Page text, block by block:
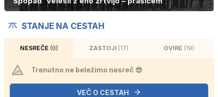
STANJE NA CESTAH
NESREČE (0) ZASTOJI (17) OVIRE (19)
Trenutno ne beležimo nesreč 😎
VEČ O CESTAH